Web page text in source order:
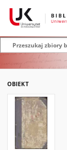
OBIEKT